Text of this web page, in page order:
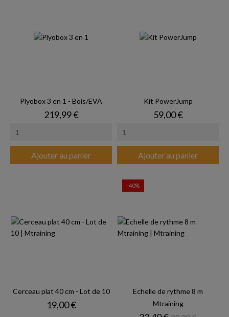
Plyobox 3 en 1 - Bois/EVA
Prix
219,99 €
Ajouter au panier
Kit PowerJump
Prix
59,00 €
Ajouter au panier
Cerceau plat 40 cm - Lot de 10
Prix
19,00 €
Echelle de rythme 8 m
Mtraining
-40%